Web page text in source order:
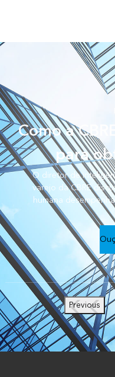
Como a
para
O diretor de
varejo da CBRE
humana
Previous